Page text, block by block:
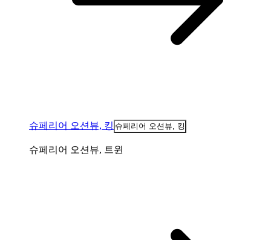
슈페리어 오션뷰, 킹 슈페리어 오션뷰, 킹
슈페리어 오션뷰, 트윈